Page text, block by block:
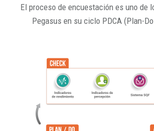
El proceso de encuestación es uno de
Pegasus en su ciclo PDCA (Plan-